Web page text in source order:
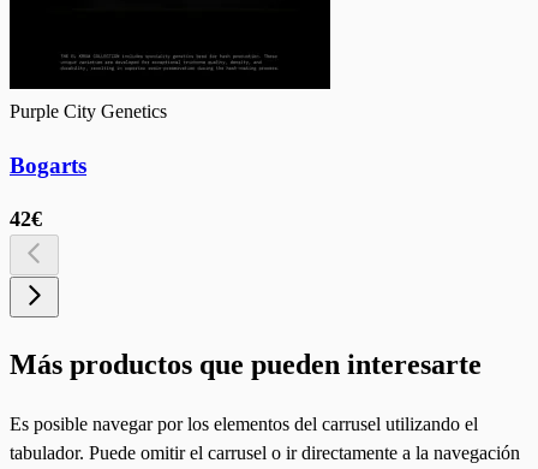
Purple City Genetics
Bogarts
42€
Más productos que pueden interesarte
Es posible navegar por los elementos del carrusel utilizando el
tabulador. Puede omitir el carrusel o ir directamente a la navegación